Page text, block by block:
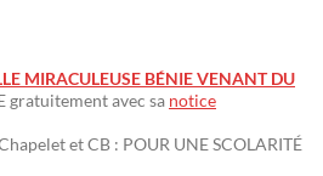
MIRACULEUSE BÉNIE VENANT DU
gratuitement avec sa notice
et CB : POUR UNE SCOLARITÉ